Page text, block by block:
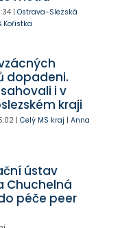
| Ostrava-Slezská
Kořistka
dopadeni.
i v
kraji
| Celý MS kraj | Anna
ústav
Chuchelná
péče peer